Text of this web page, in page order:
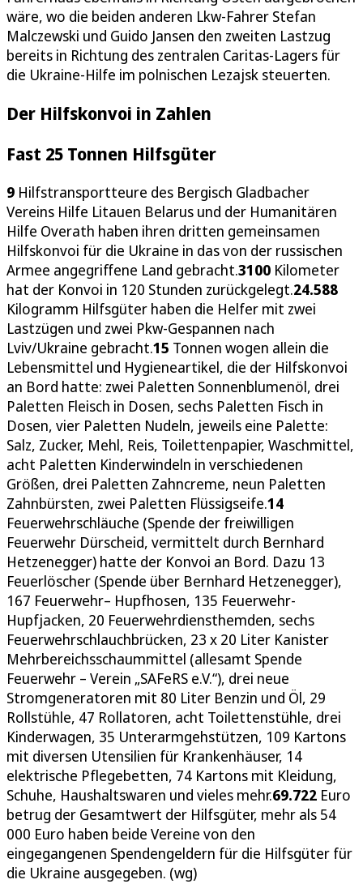
wäre, wo die beiden anderen Lkw-Fahrer Stefan
Malczewski und Guido Jansen den zweiten Lastzug
bereits in Richtung des zentralen Caritas-Lagers für
die Ukraine-Hilfe im polnischen Lezajsk steuerten.
Der Hilfskonvoi in Zahlen
Fast 25 Tonnen Hilfsgüter
9 Hilfstransportteure des Bergisch Gladbacher
Vereins Hilfe Litauen Belarus und der Humanitären
Hilfe Overath haben ihren dritten gemeinsamen
Hilfskonvoi für die Ukraine in das von der russischen
Armee angegriffene Land gebracht.3100 Kilometer
hat der Konvoi in 120 Stunden zurückgelegt.24.588
Kilogramm Hilfsgüter haben die Helfer mit zwei
Lastzügen und zwei Pkw-Gespannen nach
Lviv/Ukraine gebracht.15 Tonnen wogen allein die
Lebensmittel und Hygieneartikel, die der Hilfskonvoi
an Bord hatte: zwei Paletten Sonnenblumenöl, drei
Paletten Fleisch in Dosen, sechs Paletten Fisch in
Dosen, vier Paletten Nudeln, jeweils eine Palette:
Salz, Zucker, Mehl, Reis, Toilettenpapier, Waschmittel,
acht Paletten Kinderwindeln in verschiedenen
Größen, drei Paletten Zahncreme, neun Paletten
Zahnbürsten, zwei Paletten Flüssigseife.14
Feuerwehrschläuche (Spende der freiwilligen
Feuerwehr Dürscheid, vermittelt durch Bernhard
Hetzenegger) hatte der Konvoi an Bord. Dazu 13
Feuerlöscher (Spende über Bernhard Hetzenegger),
167 Feuerwehr– Hupfhosen, 135 Feuerwehr-
Hupfjacken, 20 Feuerwehrdiensthemden, sechs
Feuerwehrschlauchbrücken, 23 x 20 Liter Kanister
Mehrbereichsschaummittel (allesamt Spende
Feuerwehr – Verein „SAFeRS e.V.“), drei neue
Stromgeneratoren mit 80 Liter Benzin und Öl, 29
Rollstühle, 47 Rollatoren, acht Toilettenstühle, drei
Kinderwagen, 35 Unterarmgehstützen, 109 Kartons
mit diversen Utensilien für Krankenhäuser, 14
elektrische Pflegebetten, 74 Kartons mit Kleidung,
Schuhe, Haushaltswaren und vieles mehr.69.722 Euro
betrug der Gesamtwert der Hilfsgüter, mehr als 54
000 Euro haben beide Vereine von den
eingegangenen Spendengeldern für die Hilfsgüter für
die Ukraine ausgegeben. (wg)